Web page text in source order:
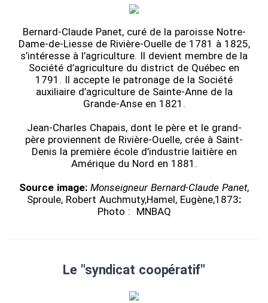
Bernard-Claude Panet, curé de la paroisse Notre-
Dame-de-Liesse de Rivière-Ouelle de 1781 à 1825,
s’intéresse à l’agriculture. Il devient membre de la
Société d’agriculture du district de Québec en
1791. Il accepte le patronage de la Société
auxiliaire d’agriculture de Sainte-Anne de la
Grande-Anse en 1821.
Jean-Charles Chapais, dont le père et le grand-
père proviennent de Rivière-Ouelle, crée à Saint-
Denis la première école d’industrie laitière en
Amérique du Nord en 1881.
Source image: Monseigneur Bernard-Claude Panet,
Sproule, Robert Auchmuty,Hamel, Eugène,1873:
Photo : MNBAQ
Le "syndicat coopératif"